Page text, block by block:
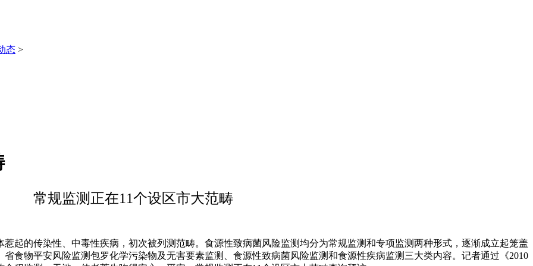
态 >
常规监测正在11个设区市大范畴
的传染性、中毒性疾病，初次被列测范畴。食源性致病菌风险监测均分为常规监测和专项监测两种形式，逐渐成立起笼盖
食物平安风险监测包罗化学污染物及无害要素监测、食源性致病菌风险监测和食源性疾病监测三大类内容。记者通过《2010